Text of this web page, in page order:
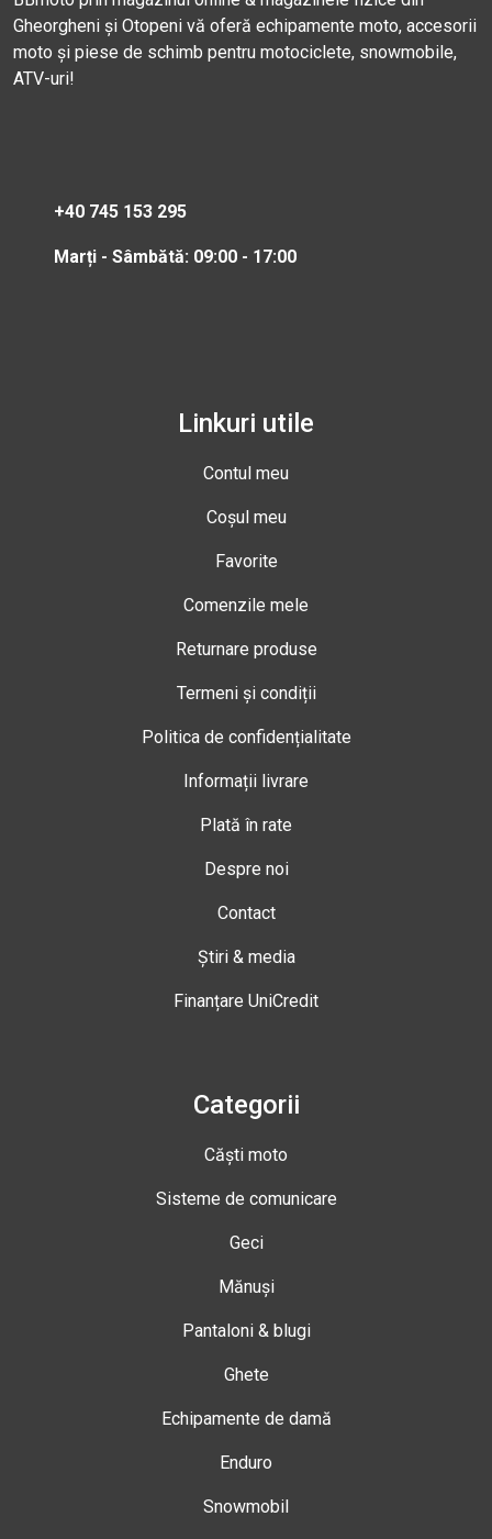
Gheorgheni și Otopeni vă oferă echipamente moto, accesorii
moto și piese de schimb pentru motociclete, snowmobile,
ATV-uri!
+40 745 153 295
Marți - Sâmbătă: 09:00 - 17:00
Linkuri utile
Contul meu
Coșul meu
Favorite
Comenzile mele
Returnare produse
Termeni și condiții
Politica de confidențialitate
Informații livrare
Plată în rate
Despre noi
Contact
Știri & media
Finanțare UniCredit
Categorii
Căști moto
Sisteme de comunicare
Geci
Mănuși
Pantaloni & blugi
Ghete
Echipamente de damă
Enduro
Snowmobil